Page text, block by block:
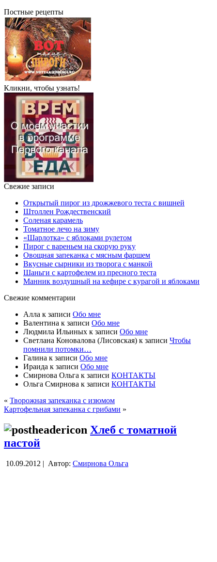
Постные рецепты
Кликни, чтобы узнать!
Свежие записи
Открытый пирог из дрожжевого теста с вишней
Штоллен Рождественский
Соленая карамель
Томатное лечо на зиму
«Шарлотка» с яблоками рулетом
Пирог с вареньем на скорую руку
Овощная запеканка с мясным фаршем
Вкусные сырники из творога с манкой
Шаньги с картофелем из пресного теста
Манник воздушный на кефире с курагой и яблоками
Свежие комментарии
Алла к записи Обо мне
Валентина к записи Обо мне
Людмила Ильиных к записи Обо мне
Светлана Коновалова (Лисовская) к записи Чтобы
помнили потомки…
Галина к записи Обо мне
Ираида к записи Обо мне
Смирнова Ольга к записи КОНТАКТЫ
Ольга Смирнова к записи КОНТАКТЫ
« Творожная запеканка с изюмом
Картофельная запеканка с грибами »
Хлеб с томатной
пастой
10.09.2012 | Автор: Смирнова Ольга